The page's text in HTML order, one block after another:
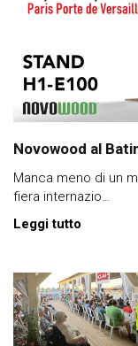
Novowood al
Manca meno di un
fiera internazio…
Leggi tutto